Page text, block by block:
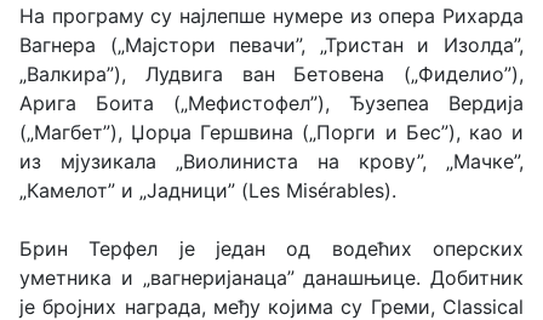
На програму су најлепше нумере из опера Рихарда
Вагнера („Мајстори певачи”, „Тристан и Изолда”,
„Валкира”), Лудвига ван Бетовена („Фиделио”),
Арига Боита („Мефистофел”), Ђузепеа Вердија
(„Магбет”), Џорџа Гершвина („Порги и Бес”), као и
из мјузикала „Виолиниста на крову”, „Мачке”,
„Камелот” и „Јадници” (Les Misérables).
Брин Терфел је један од водећих оперских
уметника и „вагнеријанаца” данашњице. Добитник
је бројних награда, међу којима су Греми, Classical